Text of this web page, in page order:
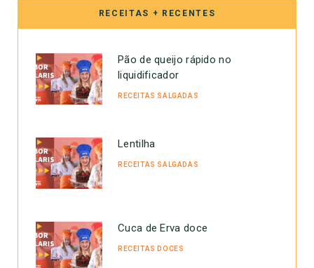
RECEITAS + RECENTES
Pão de queijo rápido no
liquidificador
RECEITAS SALGADAS
Lentilha
RECEITAS SALGADAS
Cuca de Erva doce
RECEITAS DOCES